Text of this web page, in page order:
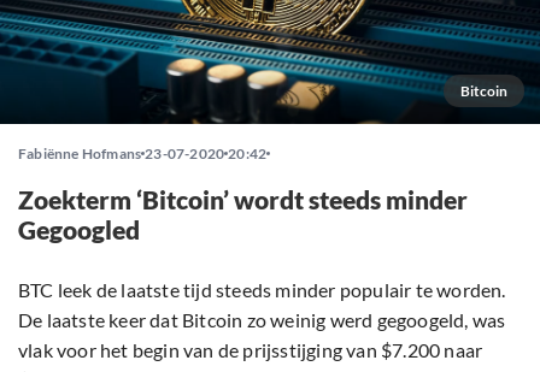
Bitcoin
Fabiënne Hofmans 23-07-2020 20:42
Zoekterm ‘Bitcoin’ wordt steeds minder
Gegoogled
BTC leek de laatste tijd steeds minder populair te worden.
De laatste keer dat Bitcoin zo weinig werd gegoogeld, was
vlak voor het begin van de prijsstijging van $7.200 naar